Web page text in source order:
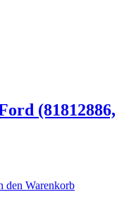
(81812886,
den Warenkorb